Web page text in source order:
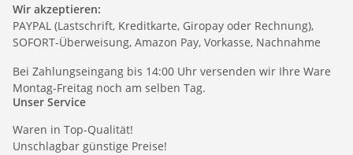
Wir akzeptieren:
PAYPAL (Lastschrift, Kreditkarte, Giropay oder Rechnung),
SOFORT-Überweisung, Amazon Pay, Vorkasse, Nachnahme
Bei Zahlungseingang bis 14:00 Uhr versenden wir Ihre Ware
Montag-Freitag noch am selben Tag.
Unser Service
Waren in Top-Qualität!
Unschlagbar günstige Preise!